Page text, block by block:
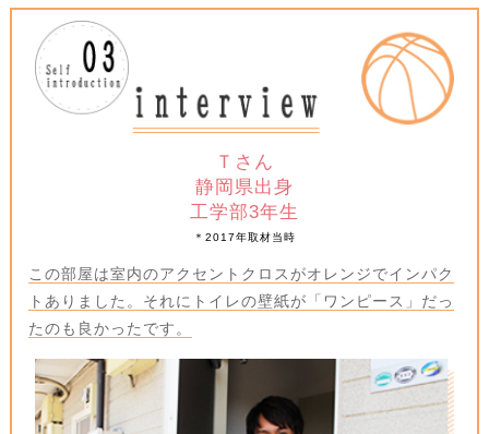
Ｔさん
静岡県出身
工学部3年生
＊2017年取材当時
この部屋は室内のアクセントクロスがオレンジでインパク
トありました。それにトイレの壁紙が「ワンピース」だっ
たのも良かったです。